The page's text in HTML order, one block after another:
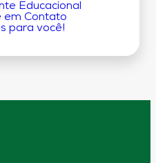
Educacional
em Contato
para você!